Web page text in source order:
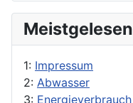
Meistgelesen
1: Impressum
2: Abwasser
3: Energieverbrauch